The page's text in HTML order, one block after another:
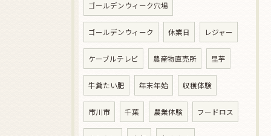
ゴールデンウィーク穴場
ゴールデンウィーク 休業日 レジャー
ケーブルテレビ 農産物直売所 里芋
牛糞たい肥 年末年始 収穫体験
市川市 千葉 農業体験 フードロス